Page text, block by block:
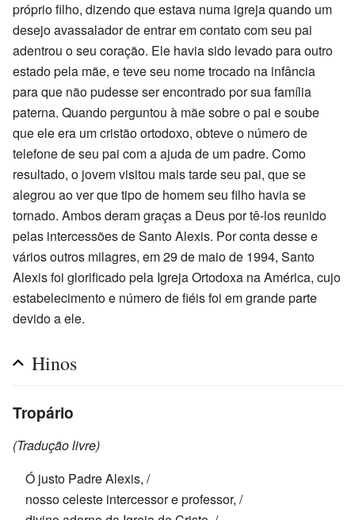
próprio filho, dizendo que estava numa igreja quando um
desejo avassalador de entrar em contato com seu pai
adentrou o seu coração. Ele havia sido levado para outro
estado pela mãe, e teve seu nome trocado na infância
para que não pudesse ser encontrado por sua família
paterna. Quando perguntou à mãe sobre o pai e soube
que ele era um cristão ortodoxo, obteve o número de
telefone de seu pai com a ajuda de um padre. Como
resultado, o jovem visitou mais tarde seu pai, que se
alegrou ao ver que tipo de homem seu filho havia se
tornado. Ambos deram graças a Deus por tê-los reunido
pelas intercessões de Santo Alexis. Por conta desse e
vários outros milagres, em 29 de maio de 1994, Santo
Alexis foi glorificado pela Igreja Ortodoxa na América, cujo
estabelecimento e número de fiéis foi em grande parte
devido a ele.
Hinos
Tropário
(Tradução livre)
Ó justo Padre Alexis, /
nosso celeste intercessor e professor, /